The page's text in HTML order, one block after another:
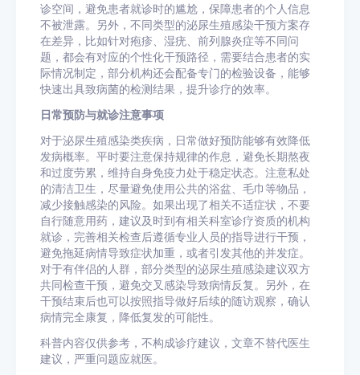
诊空间，避免患者就诊时的尴尬，保障患者的个人信息
不被泄露。另外，不同类型的泌尿生殖感染干预方案存
在差异，比如针对疱疹、湿疣、前列腺炎症等不同问
题，都会有对应的个性化干预路径，需要结合患者的实
际情况制定，部分机构还会配备专门的检验设备，能够
快速出具致病菌的检测结果，提升诊疗的效率。
日常预防与就诊注意事项
对于泌尿生殖感染类疾病，日常做好预防能够有效降低
发病概率。平时要注意保持规律的作息，避免长期熬夜
和过度劳累，维持自身免疫力处于稳定状态。注意私处
的清洁卫生，尽量避免使用公共的浴盆、毛巾等物品，
减少接触感染的风险。如果出现了相关不适症状，不要
自行随意用药，建议及时到有相关科室诊疗资质的机构
就诊，完善相关检查后遵循专业人员的指导进行干预，
避免拖延病情导致症状加重，或者引发其他的并发症。
对于有伴侣的人群，部分类型的泌尿生殖感染建议双方
共同检查干预，避免交叉感染导致病情反复。另外，在
干预结束后也可以按照指导做好后续的随访观察，确认
病情完全康复，降低复发的可能性。
科普内容仅供参考，不构成诊疗建议，文章不替代医生
建议，严重问题应就医。